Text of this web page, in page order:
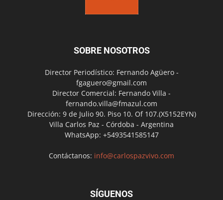
SOBRE NOSOTROS
Director Periodístico: Fernando Agüero -
fgaguero@gmail.com
Director Comercial: Fernando Villa -
fernando.villa@fmazul.com
Dirección: 9 de Julio 90. Piso 10. Of 107.(X5152EYN)
Villa Carlos Paz - Córdoba - Argentina
WhatsApp: +5493541585147
Contáctanos: info@carlospazvivo.com
SÍGUENOS